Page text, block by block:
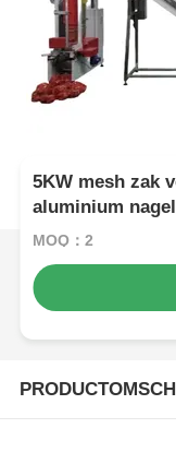
5KW mesh zak
aluminium
MOQ：2